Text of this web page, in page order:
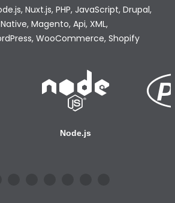
Nuxt.js, PHP, JavaScript, Drupal,
Magento, Api, XML,
WooCommerce, Shopify
Node.js